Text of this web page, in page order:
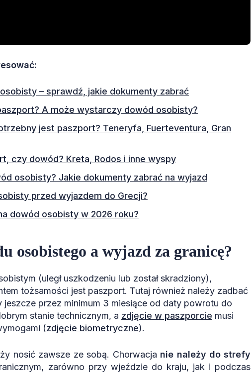
– sprawdź, jakie dokumenty zabrać
A może wystarczy dowód osobisty?
jest paszport? Teneryfa, Fuerteventura, Gran
czy dowód? Kreta, Rodos i inne wyspy
osobisty? Jakie dokumenty zabrać na wyjazd
przed wyjazdem do Grecji?
dowód osobisty w 2026 roku?
osobistego a wyjazd za granicę?
(uległ uszkodzeniu lub został skradziony),
tożsamości jest paszport. Tutaj również należy zadbać
jeszcze przez minimum 3 miesiące od daty powrotu do
stanie technicznym, a zdjęcie w paszporcie musi
(zdjęcie biometryczne).
nosić zawsze ze sobą. Chorwacja nie należy do strefy
zarówno przy wjeździe do kraju, jak i podczas